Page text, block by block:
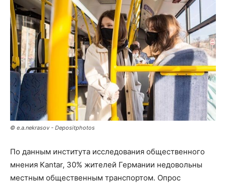
© e.a.nekrasov - Depositphotos
По данным института исследования общественного
мнения Kantar, 30% жителей Германии недовольны
местным общественным транспортом. Опрос